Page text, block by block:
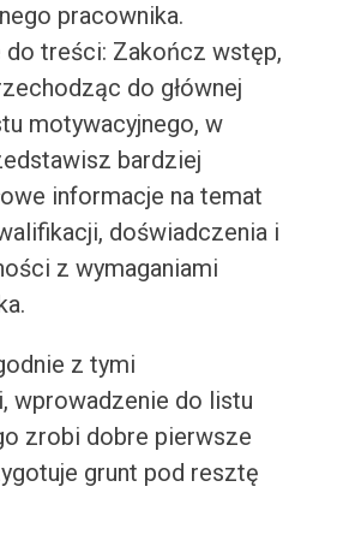
pracownika.
do treści: Zakończ wstęp,
do głównej
motywacyjnego, w
bardziej
informacje na temat
doświadczenia i
z wymaganiami
z tymi
wprowadzenie do listu
zrobi dobre pierwsze
grunt pod resztę